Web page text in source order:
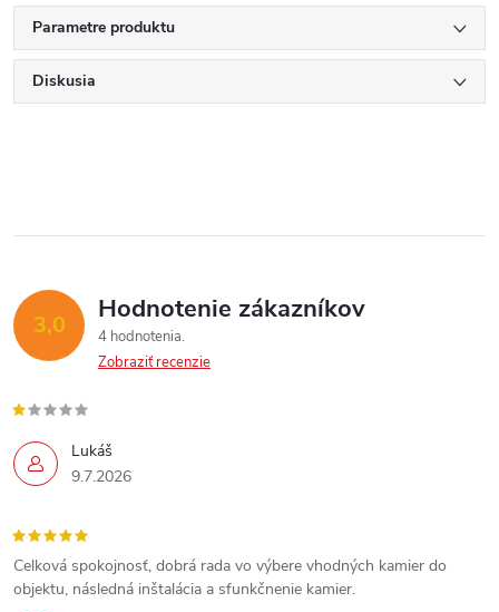
Parametre produktu
Diskusia
3,0 Hodnotenie zákazníkov
4 hodnotenia
Zobraziť recenzie
Lukáš
9.7.2026
Celková spokojnosť, dobrá rada vo výbere vhodných kamier do
objektu, následná inštalácia a sfunkčnenie kamier.